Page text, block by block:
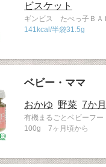
ビスケット
ギンビス たべっ子Ｂ
141kcal/半袋31.5g
ベビー・ママ
おかゆ 野菜 7か
有機まるごとベビーフー
100g 7ヶ月頃から